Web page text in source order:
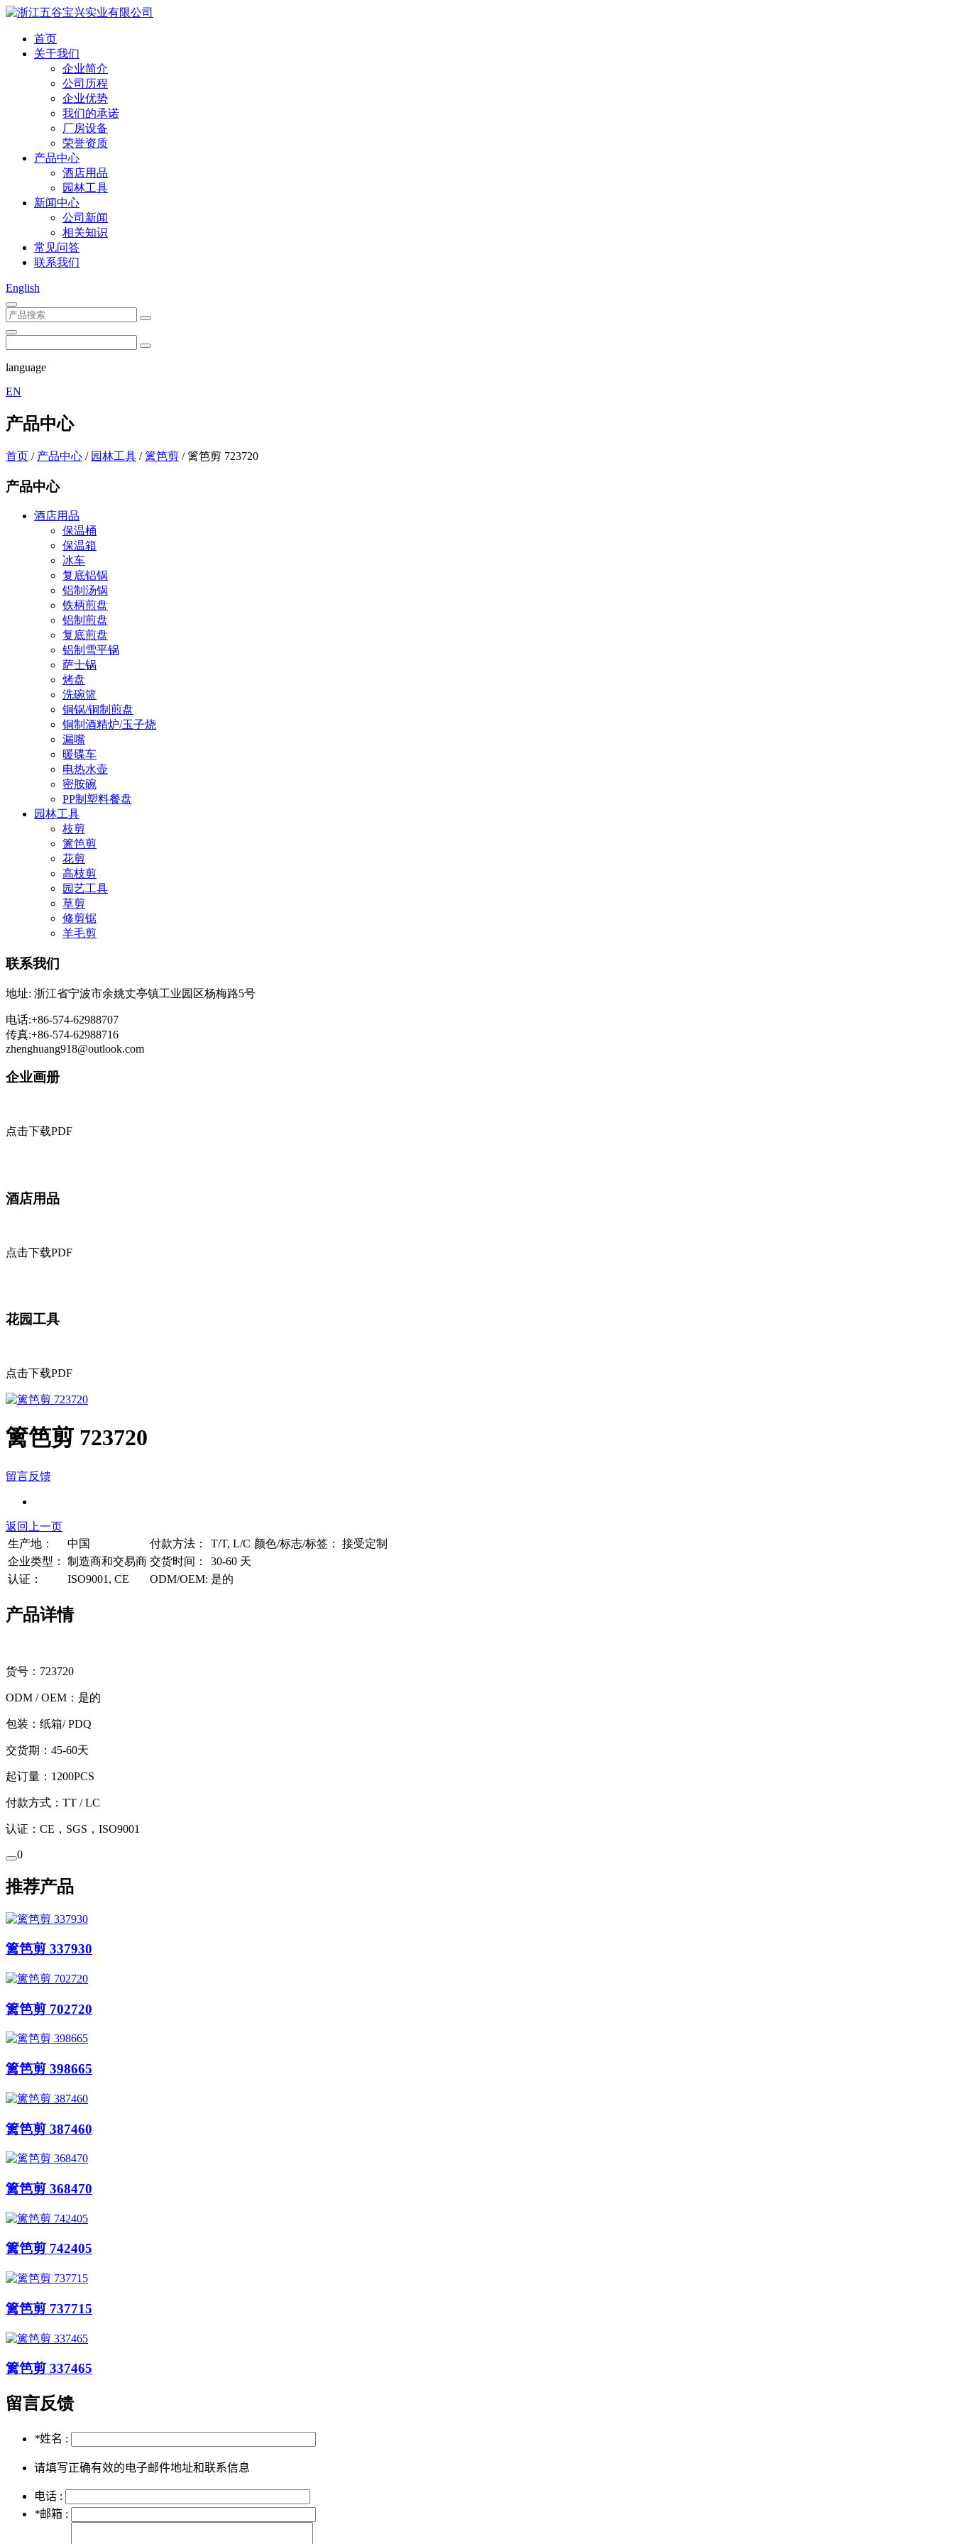
首页
关于我们
企业简介
公司历程
企业优势
我们的承诺
厂房设备
荣誉资质
产品中心
酒店用品
园林工具
新闻中心
公司新闻
相关知识
常见问答
联系我们
English
language
EN
产品中心
首页 / 产品中心 / 园林工具 /篱笆剪 /篱笆剪 723720
产品中心
酒店用品
保温桶
保温箱
冰车
复底铝锅
铝制汤锅
铁柄煎盘
铝制煎盘
复底煎盘
铝制雪平锅
萨士锅
烤盘
洗碗篮
铜锅/铜制煎盘
铜制酒精炉/玉子烧
漏嘴
暖碟车
电热水壶
密胺碗
PP制塑料餐盘
园林工具
枝剪
篱笆剪
花剪
高枝剪
园艺工具
草剪
修剪锯
羊毛剪
联系我们
地址: 浙江省宁波市余姚丈亭镇工业园区杨梅路5号
电话:+86-574-62988707
传真:+86-574-62988716
zhenghuang918@outlook.com
企业画册
点击下载PDF
酒店用品
点击下载PDF
花园工具
点击下载PDF
篱笆剪 723720
留言反馈
返回上一页
生产地：
中国 付款方法： T/T, L/C 颜色/标志/标签：
接受定制
企业类型：
制造商和交易商 交货时间：
30-60 天
认证：
ISO9001, CE ODM/OEM: 是的
产品详情
货号：723720
ODM / OEM：是的
包装：纸箱/ PDQ
交货期：45-60天
起订量：1200PCS
付款方式：TT / LC
认证：CE，SGS，ISO9001
0
推荐产品
篱笆剪 337930
篱笆剪 702720
篱笆剪 398665
篱笆剪 387460
篱笆剪 368470
篱笆剪 742405
篱笆剪 737715
篱笆剪 337465
留言反馈
*姓名 :
请填写正确有效的电子邮件地址和联系信息
电话 :
*邮箱 :